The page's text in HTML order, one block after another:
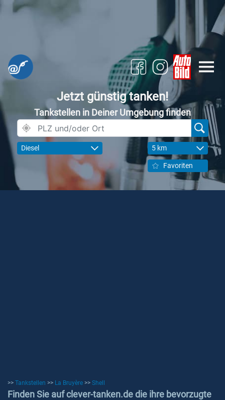
Jetzt günstig tanken!
Tankstellen in Deiner Umgebung finden
Diesel 5 km
Favoriten
>> Tankstellen >> La Bruyère >> Shell
Finden Sie auf clever-tanken.de die ihre bevorzugte